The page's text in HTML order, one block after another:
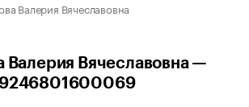
Валерия Вячеславовна
Валерия Вячеславовна —